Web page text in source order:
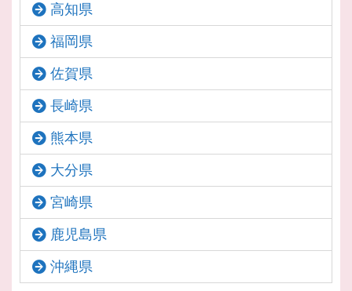
高知県
福岡県
佐賀県
長崎県
熊本県
大分県
宮崎県
鹿児島県
沖縄県